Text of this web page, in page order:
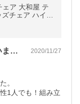
ア 大和屋 テ
チェア ハイタ
北欧風 おしゃ
発送が早く、梱包もしっかりしていました… 2020/11/27
。
1人でも！組み立